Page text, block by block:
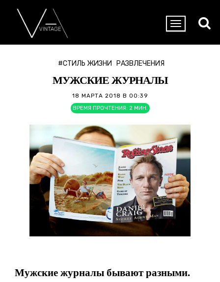
#СТИЛЬ ЖИЗНИ РАЗВЛЕЧЕНИЯ
МУЖСКИЕ ЖУРНАЛЫ
18 МАРТА 2018 В 00:39
ВРЕМЯ ПРОЧТЕНИЯ: 2 МИН.
Мужские журналы бывают разными.